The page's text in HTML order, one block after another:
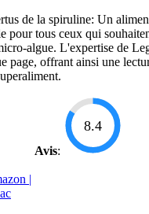
de la spiruline: Un
pour tous ceux qui
algue. L'expertise de
page, offrant ainsi une
Avis:
8.4
|